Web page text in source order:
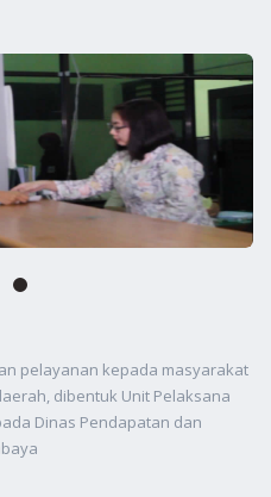
pelayanan kepada masyarakat
dibentuk Unit Pelaksana
Dinas Pendapatan dan